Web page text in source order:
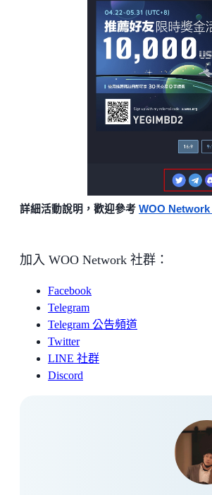
詳細活動說明，歡迎參考 WOO
加入 WOO Network 社群：
Facebook
Telegram
Telegram 公告頻道
Twitter
LINE 社群
Discord